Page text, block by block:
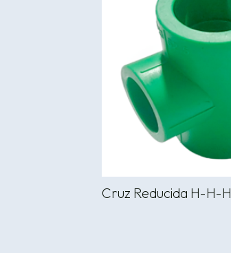
Cruz Reducida H-H-H